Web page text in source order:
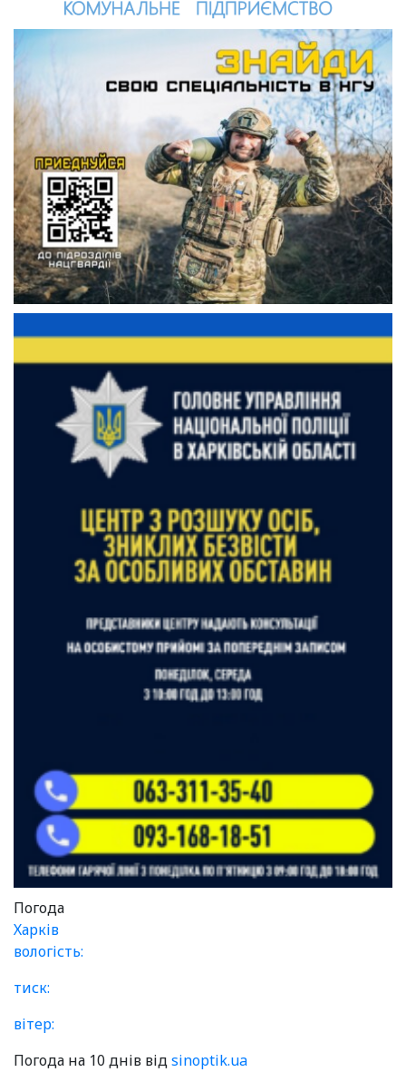
Погода
Харків
вологість:
тиск:
вітер:
Погода на 10 днів відsinoptik.ua